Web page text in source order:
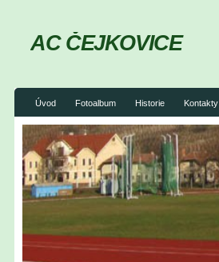
Úvod Fotoalbum Historie Kontakty
AC ČEJKOVICE